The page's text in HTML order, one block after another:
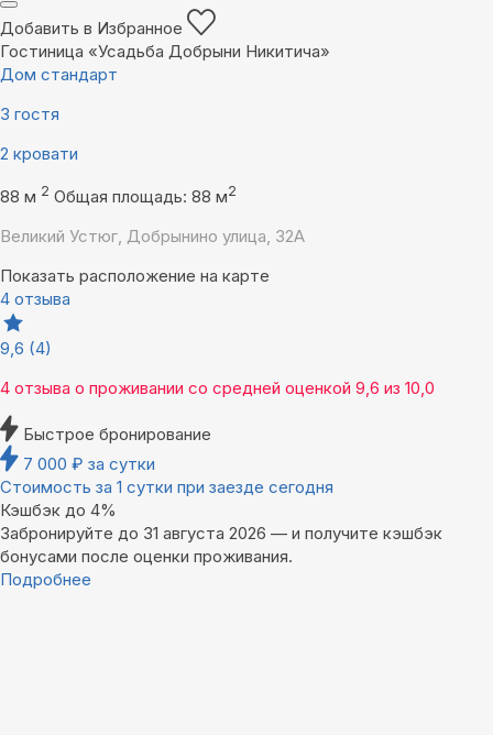
Добавить в Избранное
Гостиница «Усадьба Добрыни Никитича»
Дом стандарт
3 гостя
2 кровати
88 м 2 Общая площадь: 88 м2
Великий Устюг, Добрынино улица, 32А
Показать расположение на карте
4 отзыва
9,6 (4)
4 отзыва о проживании со средней оценкой 9,6 из 10,0
Быстрое бронирование
7 000 ₽ за сутки
Стоимость за 1 сутки при заезде сегодня
Кэшбэк до 4%
Забронируйте до 31 августа 2026 — и получите кэшбэк
бонусами после оценки проживания.
Подробнее